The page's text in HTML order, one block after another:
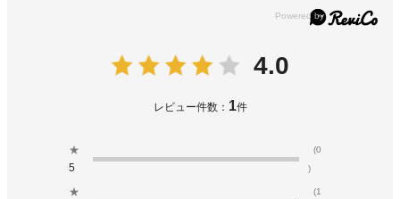
4.0
レビュー件数： 1件
★
5
(0
)
★
(1